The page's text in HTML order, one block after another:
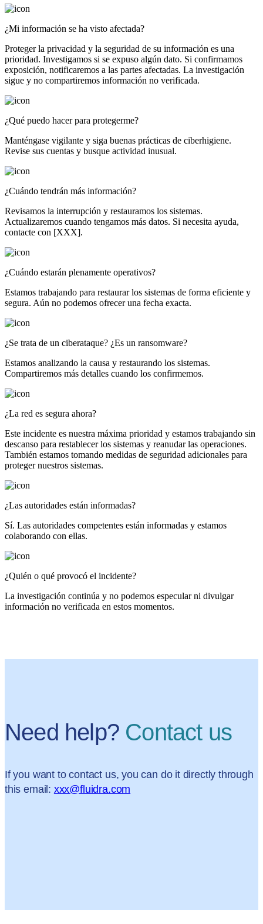
¿Mi información se ha visto afectada?
Proteger la privacidad y la seguridad de su información es una
prioridad. Investigamos si se expuso algún dato. Si confirmamos
exposición, notificaremos a las partes afectadas. La investigación
sigue y no compartiremos información no verificada.
¿Qué puedo hacer para protegerme?
Manténgase vigilante y siga buenas prácticas de ciberhigiene.
Revise sus cuentas y busque actividad inusual.
¿Cuándo tendrán más información?
Revisamos la interrupción y restauramos los sistemas.
Actualizaremos cuando tengamos más datos. Si necesita ayuda,
contacte con [XXX].
¿Cuándo estarán plenamente operativos?
Estamos trabajando para restaurar los sistemas de forma eficiente y
segura. Aún no podemos ofrecer una fecha exacta.
¿Se trata de un ciberataque? ¿Es un ransomware?
Estamos analizando la causa y restaurando los sistemas.
Compartiremos más detalles cuando los confirmemos.
¿La red es segura ahora?
Este incidente es nuestra máxima prioridad y estamos trabajando sin
descanso para restablecer los sistemas y reanudar las operaciones.
También estamos tomando medidas de seguridad adicionales para
proteger nuestros sistemas.
¿Las autoridades están informadas?
Sí. Las autoridades competentes están informadas y estamos
colaborando con ellas.
¿Quién o qué provocó el incidente?
La investigación continúa y no podemos especular ni divulgar
información no verificada en estos momentos.
Need help? Contact us
If you want to contact us, you can do it directly through
this email: xxx@fluidra.com